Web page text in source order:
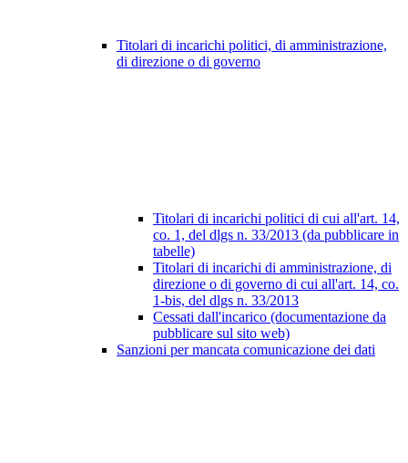
Titolari di incarichi politici, di amministrazione,
di direzione o di governo
Titolari di incarichi politici di cui all'art. 14,
co. 1, del dlgs n. 33/2013 (da pubblicare in
tabelle)
Titolari di incarichi di amministrazione, di
direzione o di governo di cui all'art. 14, co.
1-bis, del dlgs n. 33/2013
Cessati dall'incarico (documentazione da
pubblicare sul sito web)
Sanzioni per mancata comunicazione dei dati